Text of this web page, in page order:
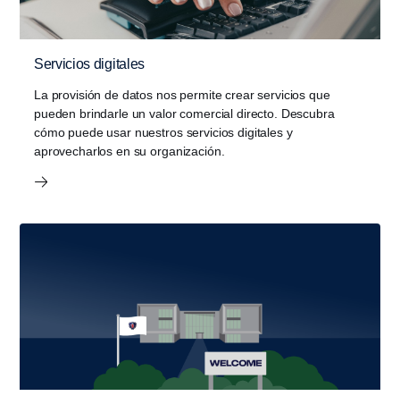
Servicios digitales
La provisión de datos nos permite crear servicios que
pueden brindarle un valor comercial directo. Descubra
cómo puede usar nuestros servicios digitales y
aprovecharlos en su organización.